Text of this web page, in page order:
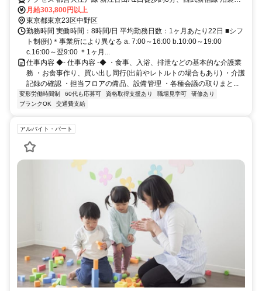
口徒歩約15分、西武池袋線 江古田南口徒歩約17分 地下鉄大江戸線
「新江古田」駅から徒歩約8分
月給303,800円以上
東京都東京23区中野区
勤務時間 実働時間：8時間/日 平均勤務日数：1ヶ月あたり22日 ■シフ
ト制(例)＊事業所により異なる a. 7:00～16:00 b.10:00～19:00
c.16:00～翌9:00 ＊1ヶ月...
仕事内容 ◆- 仕事内容 -◆ ・食事、入浴、排泄などの基本的な介護業
務 ・お食事作り、買い出し同行(出前やレトルトの場合もあり) ・介護
記録の確認 ・担当フロアの備品、設備管理 ・各種会議の取りまと...
変形労働時間制 60代も応募可 資格取得支援あり 職場見学可
研修あり
ブランクOK
交通費支給
アルバイト・パート